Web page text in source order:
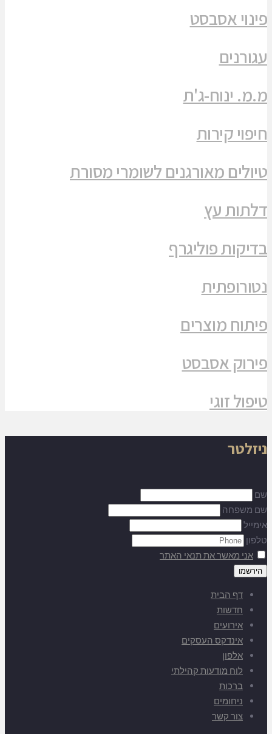
פינוי אסבסט
עגורנים
מ.מ. ינוח-ג'ת
חיפוי קירות
טיולים מאורגנים לשומרי מסורת
דלתות עץ
בדיקות פוליגרף
נטורופתית
פיתוח מוצרים
פירוק אסבסט
טיפול זוגי
ניזלטר
שם
שם משפחה
אימייל
טלפון
אני מאשר את תנאי האתר
דף הבית
חדשות
אירועים
אינדקס העסקים
אלפון
לוח מודעות קהילתי
ברכות
ניחומים
צור קשר